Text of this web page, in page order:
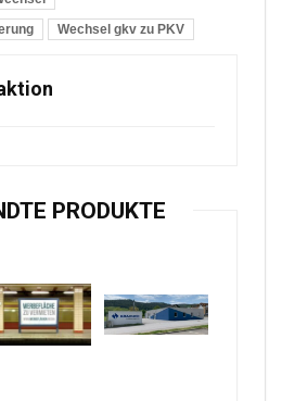
Wechsel gkv zu PKV
PRODUKTE